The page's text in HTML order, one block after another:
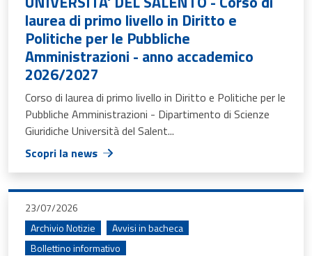
laurea di primo livello in Diritto e
Politiche per le Pubbliche
Amministrazioni - anno accademico
2026/2027
Corso di laurea di primo livello in Diritto e Politiche per le
Pubbliche Amministrazioni - Dipartimento di Scienze
Giuridiche Università del Salent...
Scopri la news
23/07/2026
Archivio Notizie
Avvisi in bacheca
Bollettino informativo